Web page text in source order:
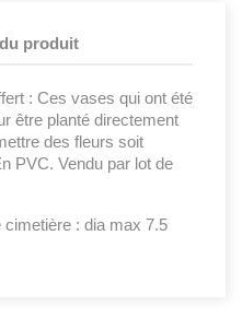
produit
: Ces vases qui ont été
être planté directement
des fleurs soit
PVC. Vendu par lot de
: dia max 7.5